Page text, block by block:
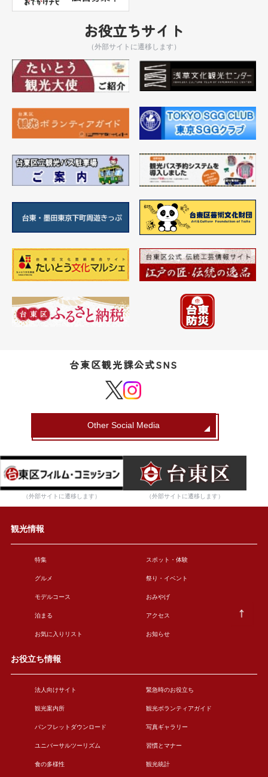
お役立ちサイト
（外部サイトに遷移します）
台東区観光課公式SNS
Other Social Media
（外部サイトに遷移します） （外部サイトに遷移します）
観光情報
特集 スポット・体験
グルメ 祭り・イベント
モデルコース おみやげ
泊まる アクセス
お気に入りリスト お知らせ
お役立ち情報
法人向けサイト 緊急時のお役立ち
観光案内所 観光ボランティアガイド
パンフレットダウンロード 写真ギャラリー
ユニバーサルツーリズム 習慣とマナー
食の多様性 観光統計